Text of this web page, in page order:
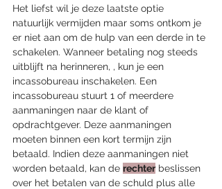
Het liefst wil je deze laatste optie
natuurlijk vermijden maar soms ontkom je
er niet aan om de hulp van een derde in te
schakelen. Wanneer betaling nog steeds
uitblijft na herinneren, , kun je een
incassobureau inschakelen. Een
incassobureau stuurt 1 of meerdere
aanmaningen naar de klant of
opdrachtgever. Deze aanmaningen
moeten binnen een kort termijn zijn
betaald. Indien deze aanmaningen niet
worden betaald, kan de rechter beslissen
over het betalen van de schuld plus alle